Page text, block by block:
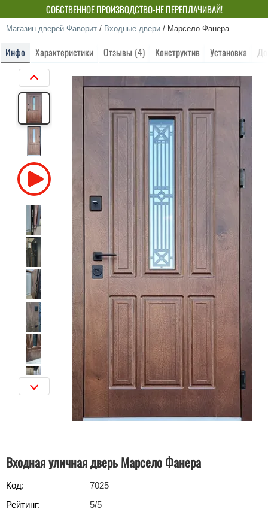
СОБСТВЕННОЕ ПРОИЗВОДСТВО-НЕ ПЕРЕПЛАЧИВАЙ!
Магазин дверей Фаворит / Входные двери / Марсело Фанера
Инфо Характеристики Отзывы (4) Конструктив Установка
Входная уличная дверь Марсело Фанера
Код:
7025
Рейтинг:
5/5